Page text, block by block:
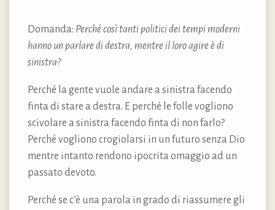
Domanda: Perché così tanti politici dei tempi moderni
hanno un parlare di destra, mentre il loro agire è di
sinistra?
Perché la gente vuole andare a sinistra facendo
finta di stare a destra. E perché le folle vogliono
scivolare a sinistra facendo finta di non farlo?
Perché vogliono crogiolarsi in un futuro senza Dio
mentre intanto rendono ipocrita omaggio ad un
passato devoto.
Perché se c’è una parola in grado di riassumere gli